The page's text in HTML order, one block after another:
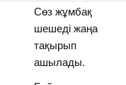
Сөз жұмбақ
шешеді жаңа
тақырып
ашылады.